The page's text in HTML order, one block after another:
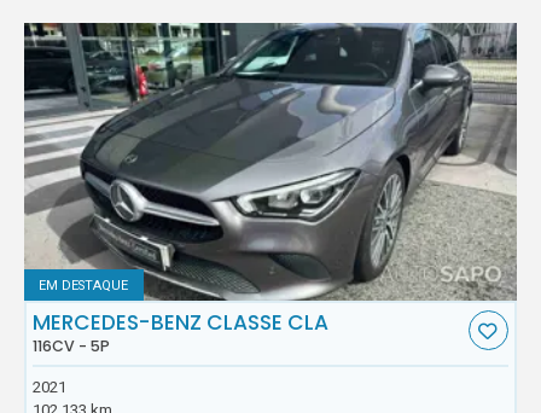
EM DESTAQUE
MERCEDES-BENZ CLASSE CLA
116CV - 5P
2021